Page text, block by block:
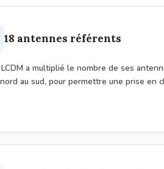
18 antennes référents
LCDM a multiplié le nombre de ses
au sud, pour permettre une prise en